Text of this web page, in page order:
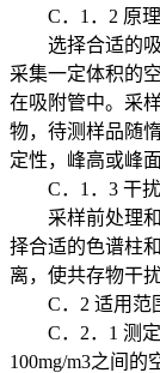
C．1．2 原理
选择合适的吸
采集一定体积的
在吸附管中。采
物，待测样品随
定性，峰高或峰
C．1．3 干扰
采样前处理和
择合适的色谱柱
离，使共存物干
C．2 适用范
C．2．1 测定
100mg/m3之间的